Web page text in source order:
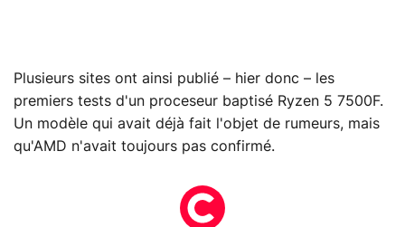
Plusieurs sites ont ainsi publié – hier donc – les
premiers tests d'un proceseur baptisé Ryzen 5 7500F.
Un modèle qui avait déjà fait l'objet de rumeurs, mais
qu'AMD n'avait toujours pas confirmé.